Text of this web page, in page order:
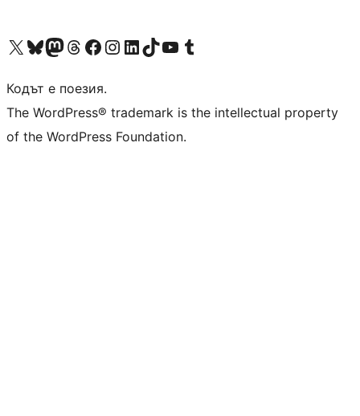
Visit our X (formerly Twitter) account
Visit our Bluesky account
Visit our Mastodon account
Visit our Threads account
Посетете нашата страница във Facebook
Посетете нашия профил в Instagram
Посетете нашия профил в LinkedIn
Visit our TikTok account
Visit our YouTube channel
Visit our Tumblr account
Кодът е поезия.
The WordPress® trademark is the intellectual property
of the WordPress Foundation.